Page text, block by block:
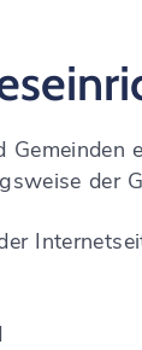
Gemeinden
der